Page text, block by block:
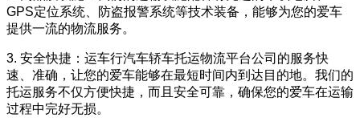
GPS定位系统、防盗报警系统等技术装备，能够为您的爱车
提供一流的物流服务。
3. 安全快捷：运车行汽车轿车托运物流平台公司的服务快
速、准确，让您的爱车能够在最短时间内到达目的地。我们的
托运服务不仅方便快捷，而且安全可靠，确保您的爱车在运输
过程中完好无损。